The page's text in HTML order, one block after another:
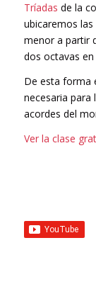
Tríadas de la
ubicaremos
menor a partir
dos octavas
De esta forma
necesaria para
acordes del
Ver la clase